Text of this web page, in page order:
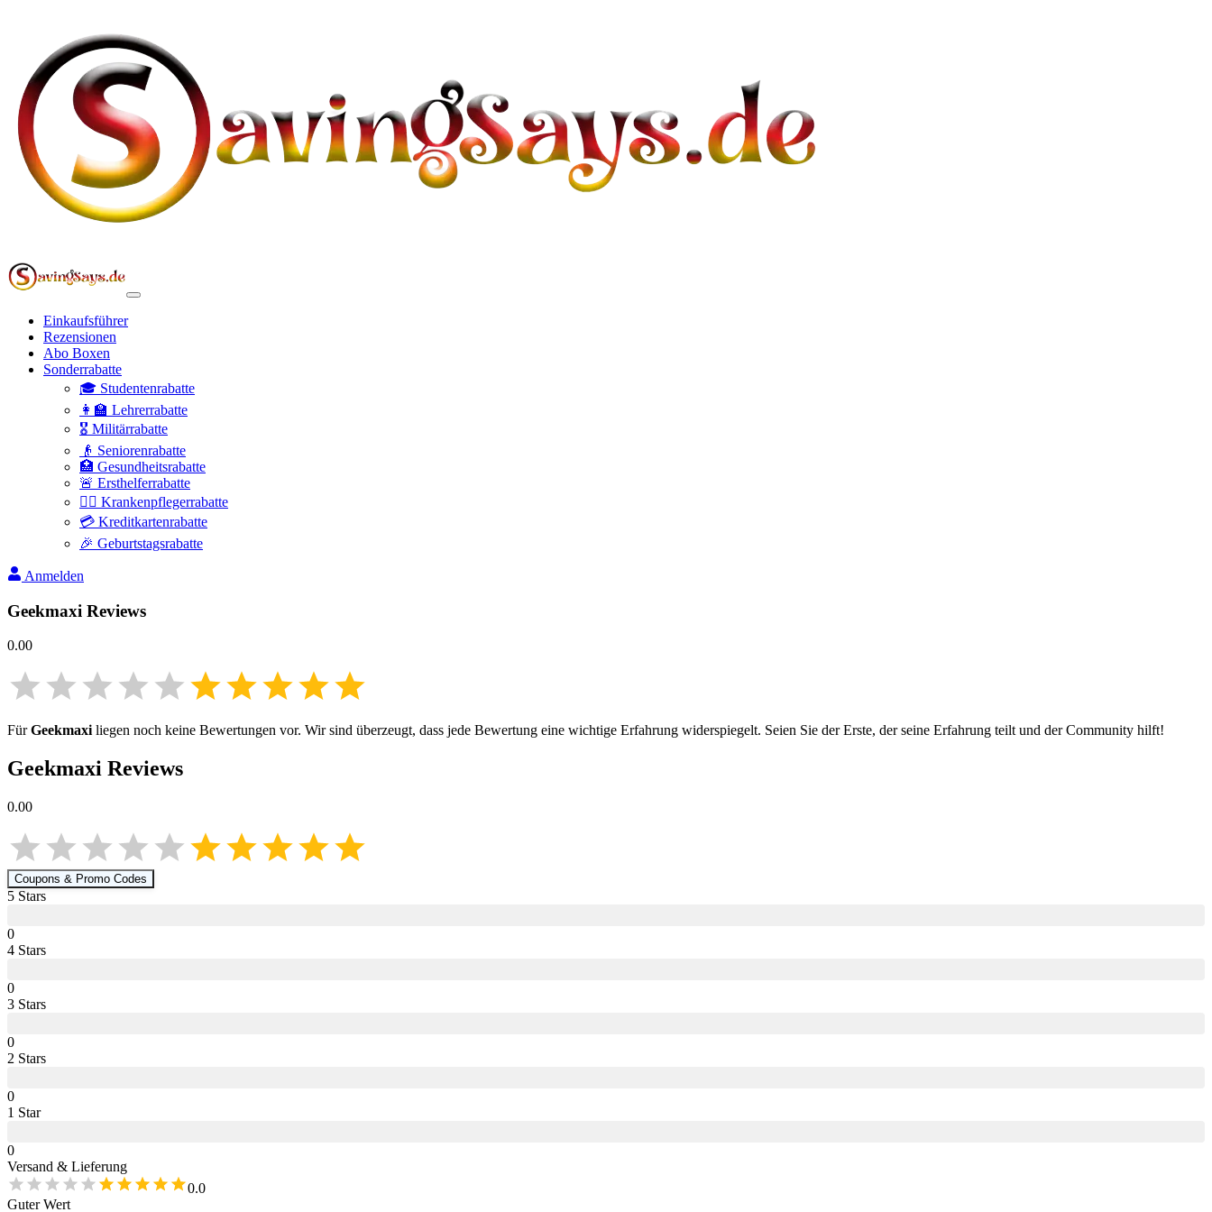
Einkaufsführer
Rezensionen
Abo Boxen
Sonderrabatte
🎓 Studentenrabatte
👩‍🏫 Lehrerrabatte
🎖️ Militärrabatte
👴 Seniorenrabatte
🏥 Gesundheitsrabatte
🚨 Ersthelferrabatte
👩‍⚕️ Krankenpflegerrabatte
💳 Kreditkartenrabatte
🎉 Geburtstagsrabatte
Anmelden
Geekmaxi Reviews
0.00
FürGeekmaxiliegen noch keine Bewertungen vor. Wir sind überzeugt, dass jede Bewertung eine wichtige Erfahrung widerspiegelt. Seien Sie der Erste, der seine Erfahrung teilt und der Community hilft!
Geekmaxi Reviews
0.00
Coupons & Promo Codes
5 Stars
0
4 Stars
0
3 Stars
0
2 Stars
0
1 Star
0
Versand & Lieferung
0.0
Guter Wert